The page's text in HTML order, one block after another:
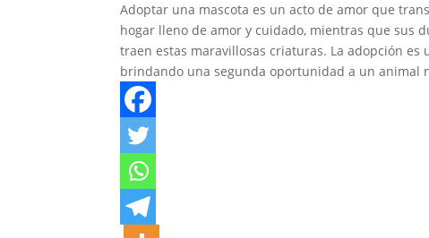
Adoptar una mascota es un acto de amor que
hogar lleno de amor y cuidado, mientras que sus
traen estas maravillosas criaturas. La adopción
brindando una segunda oportunidad a un animal